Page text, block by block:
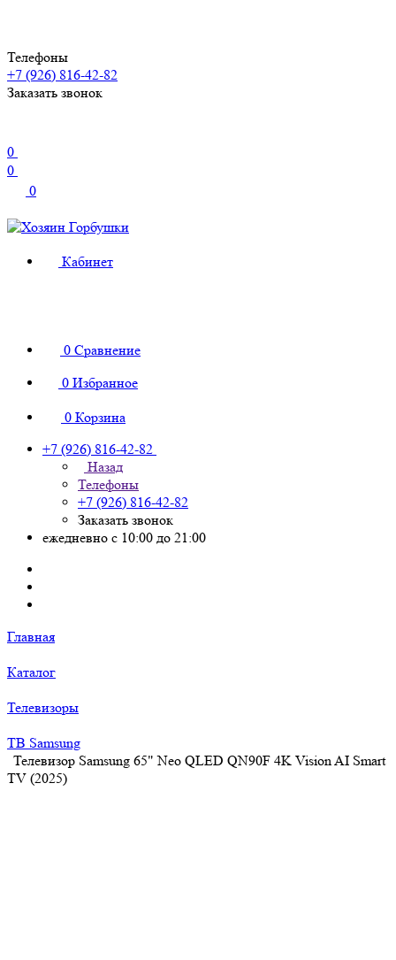
Телефоны
+7 (926) 816-42-82
Заказать звонок
0
0
0
Кабинет
0 Сравнение
0 Избранное
0 Корзина
+7 (926) 816-42-82
Назад
Телефоны
+7 (926) 816-42-82
Заказать звонок
ежедневно с 10:00 до 21:00
Главная
Каталог
Телевизоры
ТВ Samsung
Телевизор Samsung 65" Neo QLED QN90F 4K Vision AI Smart
TV (2025)